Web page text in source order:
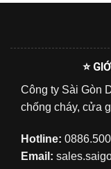
⭐
Công ty Sài Gòn
chống cháy, cửa
Hotline:
Email: